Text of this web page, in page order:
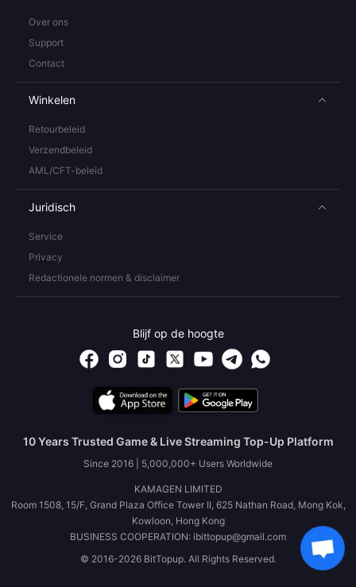
Over ons
Support
Contact
Winkelen
Retourbeleid
Verzendbeleid
AML/CFT-beleid
Juridisch
Service
Privacy
Redactionele normen & disclaimer
Blijf op de hoogte
10 Years Trusted Game & Live Streaming Top-Up Platform
Since 2016 | 5,000,000+ Users Worldwide
KAMAGEN LIMITED
Room 1508, 15/F, Grand Plaza Office Tower II, 625 Nathan Road, Mong Kok,
Kowloon, Hong Kong
BUSINESS COOPERATION: ibittopup@gmail.com
© 2016-2026 BitTopup. All Rights Reserved.